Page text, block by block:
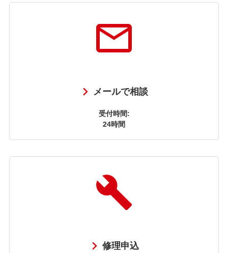
メールで相談
受付時間:
24時間
修理申込